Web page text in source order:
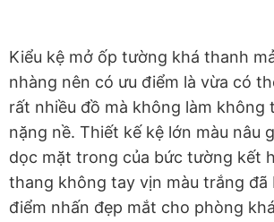
Kiểu kệ mở ốp tường khá thanh
nhàng nên có ưu điểm là vừa có
rất nhiều đồ mà không làm không
nặng nề. Thiết kế kệ lớn màu nâu
dọc mặt trong của bức tường kết
thang không tay vịn màu trắng đã
điểm nhấn đẹp mắt cho phòng